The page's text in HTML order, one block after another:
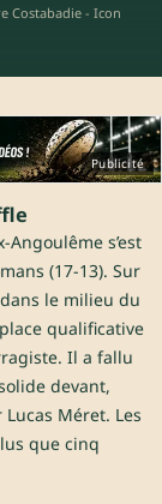
Costabadie - Icon
Publicité
s’est
(17-13). Sur
le milieu du
qualificative
Il a fallu
devant,
Méret. Les
que cinq